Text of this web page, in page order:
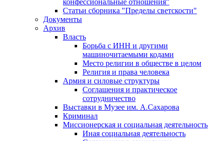
конфессиональные отношения"
Статьи сборника "Пределы светскости"
Документы
Архив
Власть
Борьба с ИНН и другими
машиночитаемыми кодами
Место религии в обществе в целом
Религия и права человека
Армия и силовые структуры
Соглашения и практическое
сотрудничество
Выставки в Музее им. А.Сахарова
Криминал
Миссионерская и социальная деятельность
Иная социальная деятельность